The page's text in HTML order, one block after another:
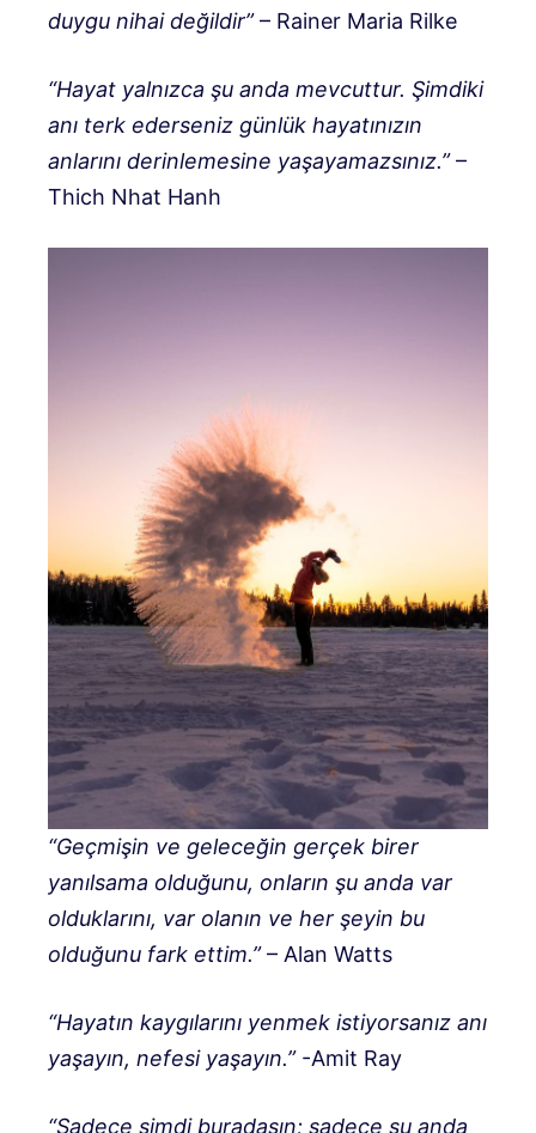
duygu nihai değildir”– Rainer Maria Rilke
“Hayat yalnızca şu anda mevcuttur. Şimdiki
anı terk ederseniz günlük hayatınızın
anlarını derinlemesine yaşayamazsınız.”–
Thich Nhat Hanh
“Geçmişin ve geleceğin gerçek birer
yanılsama olduğunu, onların şu anda var
olduklarını, var olanın ve her şeyin bu
olduğunu fark ettim.”– Alan Watts
“Hayatın kaygılarını yenmek istiyorsanız anı
yaşayın, nefesi yaşayın.”-Amit Ray
“Sadece şimdi buradasın; sadece şu anda